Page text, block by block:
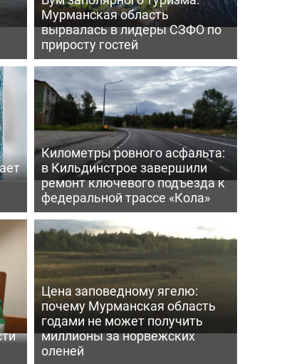
Мурманская область
вырвалась в лидеры СЗФО по
приросту гостей
Километры ровного асфальта:
в Кильдинстрое завершили
ремонт ключевого подъезда к
федеральной трассе «Кола»
Цена заповедному ягелю:
почему Мурманская область
годами не может получить
миллионы за норвежских
оленей